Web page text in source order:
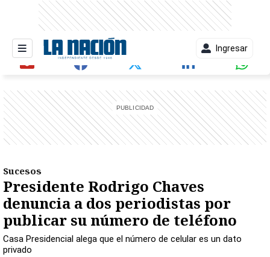
Ingresar
Sucesos
Presidente Rodrigo Chaves
denuncia a dos periodistas por
publicar su número de teléfono
Casa Presidencial alega que el número de celular es un dato
privado